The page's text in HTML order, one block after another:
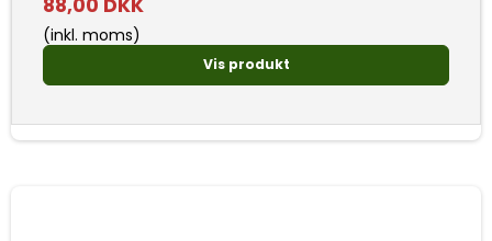
88,00 DKK
(inkl. moms)
Vis produkt